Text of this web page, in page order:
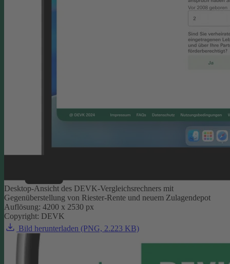
Desktop-Ansicht des DEVK-Vergleichsrechners mit
Gegenüberstellung von Riester-Rente und neuem Zulagendepot
Auflösung: 4200 x 2530 px
Copyright: DEVK
Bild herunterladen (PNG, 2.223 KB)